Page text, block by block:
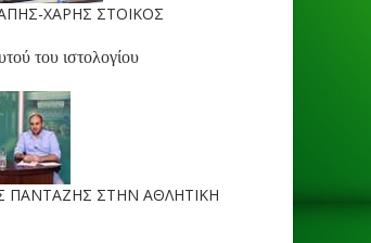
ΧΑΡΗΣ ΣΤΟΙΚΟΣ
του ιστολογίου
ΠΑΝΤΑΖΗΣ ΣΤΗΝ ΑΘΛΗΤΙΚΗ